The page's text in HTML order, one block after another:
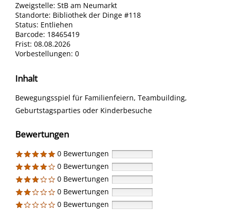
Zweigstelle: StB am Neumarkt
Standorte: Bibliothek der Dinge #118
Status: Entliehen
Barcode: 18465419
Frist: 08.08.2026
Vorbestellungen: 0
Inhalt
Bewegungsspiel für Familienfeiern, Teambuilding,
Geburtstagsparties oder Kinderbesuche
Bewertungen
0 Bewertungen
0 Bewertungen
0 Bewertungen
0 Bewertungen
0 Bewertungen